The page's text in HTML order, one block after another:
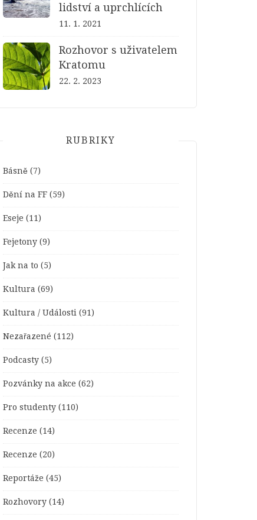
lidství a uprchlících
11. 1. 2021
Rozhovor s uživatelem
Kratomu
22. 2. 2023
RUBRIKY
Básně (7)
Dění na FF (59)
Eseje (11)
Fejetony (9)
Jak na to (5)
Kultura (69)
Kultura / Události (91)
Nezařazené (112)
Podcasty (5)
Pozvánky na akce (62)
Pro studenty (110)
Recenze (14)
Recenze (20)
Reportáže (45)
Rozhovory (14)